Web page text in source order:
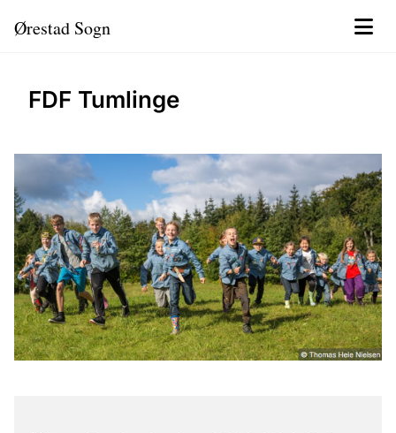
Ørestad Sogn
FDF Tumlinge